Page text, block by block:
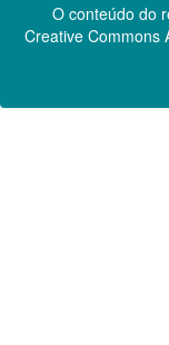
O conteúdo do
Creative Commons